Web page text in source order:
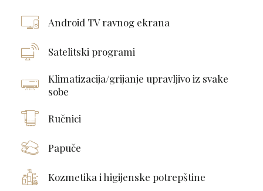
Android TV ravnog ekrana
Satelitski programi
Klimatizacija/grijanje upravljivo iz svake
sobe
Ručnici
Papuče
Kozmetika i higijenske potrepštine